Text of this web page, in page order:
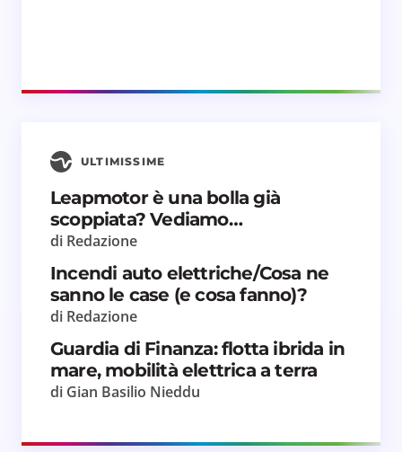
ULTIMISSIME
Leapmotor è una bolla già
scoppiata? Vediamo…
di Redazione
Incendi auto elettriche/Cosa ne
sanno le case (e cosa fanno)?
di Redazione
Guardia di Finanza: flotta ibrida in
mare, mobilità elettrica a terra
di Gian Basilio Nieddu